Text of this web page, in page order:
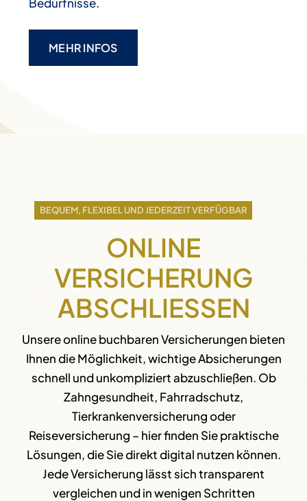
MEHR INFOS
BEQUEM, FLEXIBEL UND JEDERZEIT VERFÜGBAR
ONLINE
VERSICHERUNG
ABSCHLIESSEN
Unsere online buchbaren Versicherungen bieten
Ihnen die Möglichkeit, wichtige Absicherungen
schnell und unkompliziert abzuschließen. Ob
Zahngesundheit, Fahrradschutz,
Tierkrankenversicherung oder
Reiseversicherung – hier finden Sie praktische
Lösungen, die Sie direkt digital nutzen können.
Jede Versicherung lässt sich transparent
vergleichen und in wenigen Schritten